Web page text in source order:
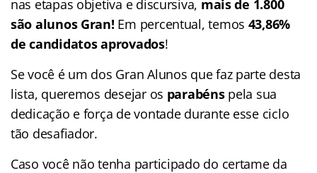
nas etapas objetiva e discursiva, mais de 1.800
são alunos Gran! Em percentual, temos 43,86%
de candidatos aprovados!
Se você é um dos Gran Alunos que faz parte desta
lista, queremos desejar os parabéns pela sua
dedicação e força de vontade durante esse ciclo
tão desafiador.
Caso você não tenha participado do certame da